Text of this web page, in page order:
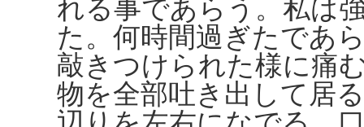
れる事であらう。私は
た。何時間過ぎたであ
敲きつけられた様に痛
物を全部吐き出して居